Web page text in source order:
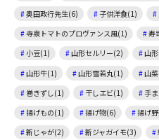
奥田政行先生(6)
子供洋食(1)
寺泉トマトのプロヴァンス風(1)
寿
小豆(1)
山形セルリー(2)
山
山形牛(1)
山形雪若丸(1) 山
巻きずし(1)
干しエビ(1) 手
揚げもの(1)
揚げ物(6) 揚げ
新じゃが(2)
新ジャガイモ(3)